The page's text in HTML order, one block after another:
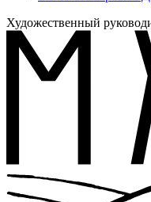
Художественный